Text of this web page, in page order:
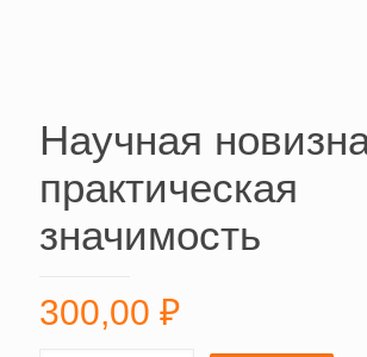
Научная
практическая
значимость
300,00 ₽